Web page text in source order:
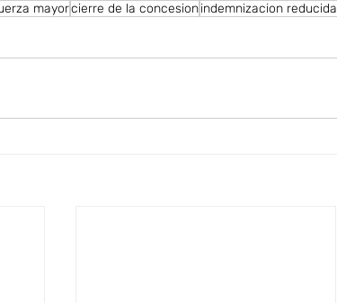
mayorcierre de la concesionindemnizacion reducida